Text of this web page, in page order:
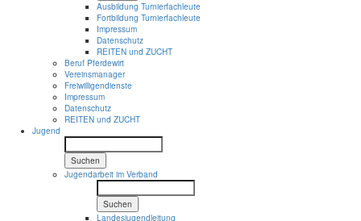
Ausbildung Turnierfachleute
Fortbildung Turnierfachleute
Impressum
Datenschutz
REITEN und ZUCHT
Beruf Pferdewirt
Vereinsmanager
Freiwilligendienste
Impressum
Datenschutz
REITEN und ZUCHT
Jugend
Suchen
Jugendarbeit im Verband
Suchen
Landesjugendleitung